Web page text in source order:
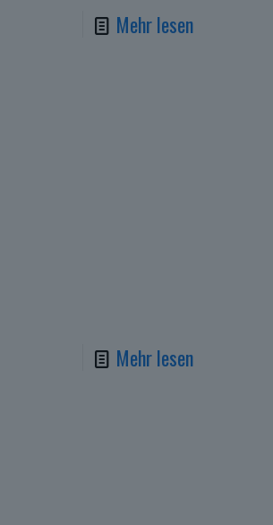
Mehr lesen
Mehr lesen